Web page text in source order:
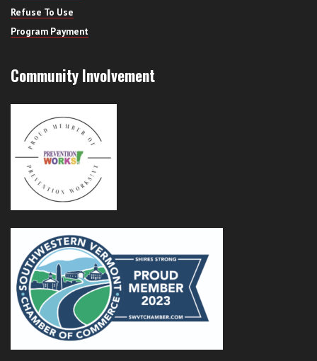
Refuse To Use
Program Payment
Community Involvement